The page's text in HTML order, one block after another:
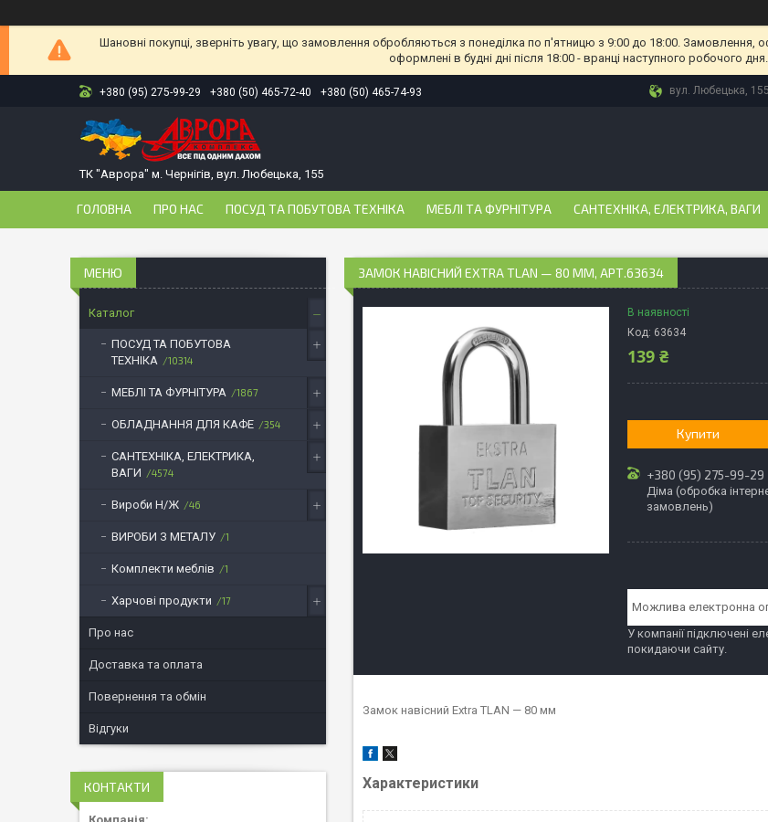
Шановні покупці, зверніть увагу, що замовлення обробляються з понеділка по п'ятницю з 9:00 до 18:00. Замовлення,
оформлені в будні дні після 18:00 - вранці наступного робочого
+380 (95) 275-99-29 +380 (50) 465-72-40 +380 (50) 465-74-93 вул. Любецька,
ТК "Аврора" м. Чернігів, вул. Любецька, 155
ГОЛОВНА ПРО НАС ПОСУД ТА ПОБУТОВА ТЕХНІКА МЕБЛІ ТА ФУРНІТУРА САНТЕХНІКА, ЕЛЕКТРИКА, ВАГИ
ЗАМОК НАВІСНИЙ EXTRA TLAN — 80 ММ, АРТ.63634
В наявності
Код: 63634
139 ₴
Купити
+380 (95) 275-99-29
Діма (обробка
замовлень)
У компанії підключені
покидаючи сайту.
Замок навісний Extra TLAN — 80 мм
Характеристики
Каталог
ПОСУД ТА ПОБУТОВА
ТЕХНІКА
10314
МЕБЛІ ТА ФУРНІТУРА 1867
ОБЛАДНАННЯ ДЛЯ КАФЕ 354
САНТЕХНІКА, ЕЛЕКТРИКА,
ВАГИ
4574
Вироби Н/Ж 46
ВИРОБИ З МЕТАЛУ 1
Комплекти меблів 1
Харчові продукти 17
Про нас
Доставка та оплата
Повернення та обмін
Відгуки
КОНТАКТИ